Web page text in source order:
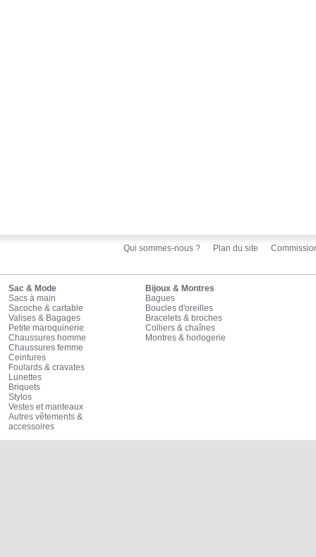
Qui sommes-nous ? Plan du site
Sac & Mode
Sacs à main
Sacoche & cartable
Valises & Bagages
Petite maroquinerie
Chaussures homme
Chaussures femme
Ceintures
Foulards & cravates
Lunettes
Briquets
Stylos
Vestes et manteaux
Autres vêtements &
accessoires
Bijoux & Montres
Bagues
Boucles d'oreilles
Bracelets & broches
Colliers & chaînes
Montres & horlogerie